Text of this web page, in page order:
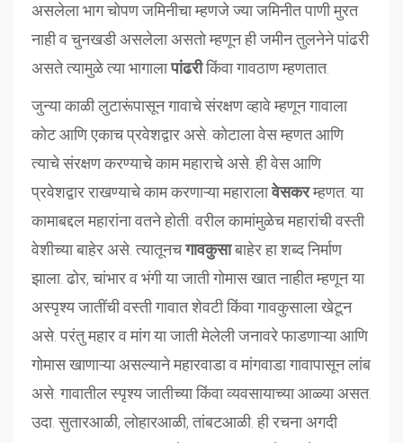
असलेला भाग चोपण जमिनीचा म्हणजे ज्या जमिनीत पाणी मुरत
नाही व चुनखडी असलेला असतो म्हणून ही जमीन तुलनेने पांढरी
असते त्यामुळे त्या भागालापांढरीकिंवा गावठाण म्हणतात.
जुन्या काळी लुटारूंपासून गावाचे संरक्षण व्हावे म्हणून गावाला
कोट आणि एकाच प्रवेशद्वार असे. कोटाला वेस म्हणत आणि
त्याचे संरक्षण करण्याचे काम महाराचे असे. ही वेस आणि
प्रवेशद्वार राखण्याचे काम करणाऱ्या महारालावेसकरम्हणत. या
कामाबद्दल महारांना वतने होती. वरील कामांमुळेच महारांची वस्ती
वेशीच्या बाहेर असे. त्यातूनचगावकुसाबाहेर हा शब्द निर्माण
झाला. ढोर, चांभार व भंगी या जाती गोमास खात नाहीत म्हणून या
अस्पृश्य जातींची वस्ती गावात शेवटी किंवा गावकुसाला खेटून
असे. परंतु महार व मांग या जाती मेलेली जनावरे फाडणाऱ्या आणि
गोमास खाणाऱ्या असल्याने महारवाडा व मांगवाडा गावापासून लांब
असे. गावातील स्पृश्य जातीच्या किंवा व्यवसायाच्या आळ्या असत.
उदा. सुतारआळी, लोहारआळी, तांबटआळी. ही रचना अगदी